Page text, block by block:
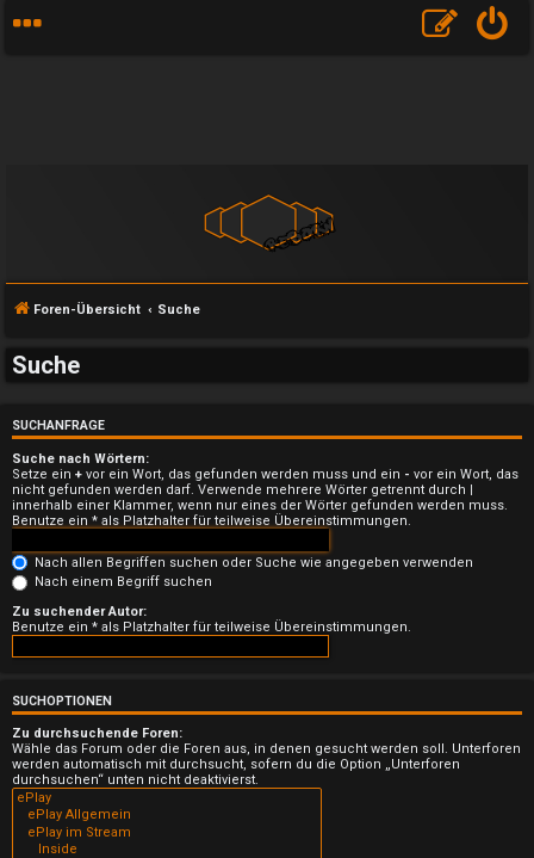
U
n
b
e
a
n
t
w
o
Foren-Übersicht Suche
Suche
SUCHANFRAGE
Suche nach Wörtern:
Setze ein + vor ein Wort, das gefunden werden muss und ein - vor ein Wort, das
nicht gefunden werden darf. Verwende mehrere Wörter getrennt durch |
innerhalb einer Klammer, wenn nur eines der Wörter gefunden werden muss.
Benutze ein * als Platzhalter für teilweise Übereinstimmungen.
Nach allen Begriffen suchen oder Suche wie angegeben verwenden
Nach einem Begriff suchen
Zu suchender Autor:
Benutze ein * als Platzhalter für teilweise Übereinstimmungen.
SUCHOPTIONEN
Zu durchsuchende Foren:
Wähle das Forum oder die Foren aus, in denen gesucht werden soll. Unterforen
werden automatisch mit durchsucht, sofern du die Option „Unterforen
durchsuchen“ unten nicht deaktivierst.